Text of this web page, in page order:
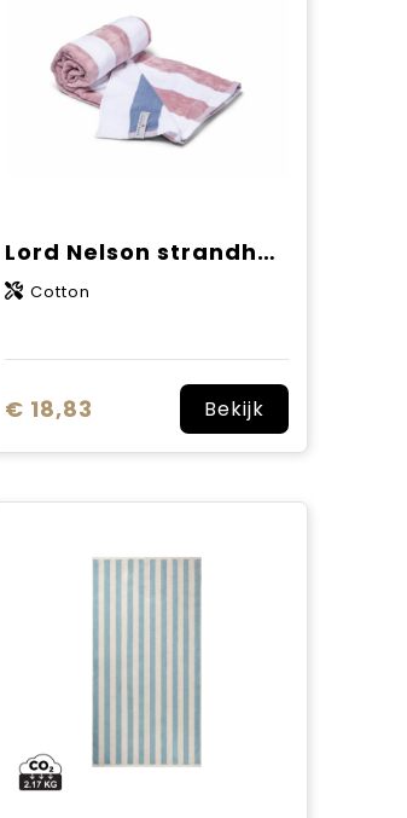
Lord Nelson strandhanddoek 80x160 cm
Cotton
€ 18,83 Bekijk